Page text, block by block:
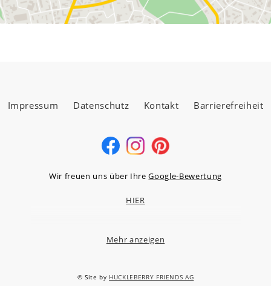
Impressum Datenschutz Kontakt Barrierefreiheit
Wir freuen uns über IhreGoogle-Bewertung
HIER
Niederstedter Weg 13A – 17, 61348 Bad Homburg v.d.H.
Mehr anzeigen
© Site by HUCKLEBERRY FRIENDS AG